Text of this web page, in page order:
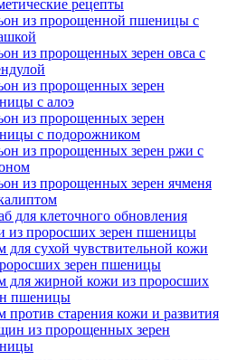
рецепты
из пророщенной пшеницы с
из пророщенных зерен овса с
из пророщенных зерен
с алоэ
из пророщенных зерен
с подорожником
из пророщенных зерен ржи с
из пророщенных зерен ячменя
для клеточного обновления
из проросших зерен пшеницы
для сухой чувствительной кожи
зерен пшеницы
для жирной кожи из проросших
пшеницы
против старения кожи и развития
из пророщенных зерен